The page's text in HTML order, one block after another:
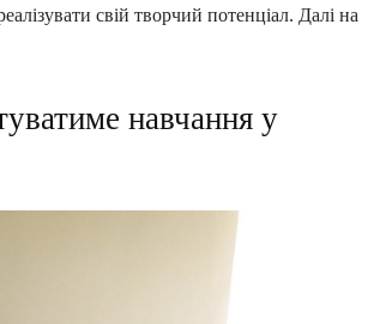
свій творчий потенціал. Далі на
навчання у